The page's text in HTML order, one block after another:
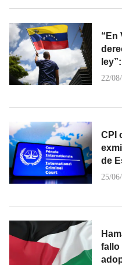
“En
22/
CPI
de
25/
fallo